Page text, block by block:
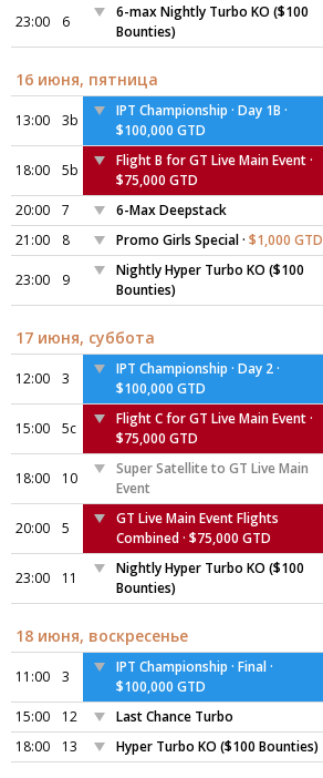
23:00 6
6-max Nightly Turbo KO ($100
Bounties)
16 июня, пятница
13:00 3b
IPT Championship · Day 1B ·
$100,000 GTD
18:00 5b
Flight B for GT Live Main Event ·
$75,000 GTD
20:00 7 6-Max Deepstack
21:00
8 Promo Girls Special · $1,000 GTD
23:00 9
Nightly Hyper Turbo KO ($100
Bounties)
17 июня, суббота
12:00 3
IPT Championship · Day 2 ·
$100,000 GTD
15:00 5c
Flight C for GT Live Main Event ·
$75,000 GTD
18:00 10
Super Satellite to GT Live Main
Event
20:00 5
GT Live Main Event Flights
Combined · $75,000 GTD
23:00 11
Nightly Hyper Turbo KO ($100
Bounties)
18 июня, воскресенье
11:00 3
IPT Championship · Final ·
$100,000 GTD
15:00 12 Last Chance Turbo
18:00
13 Hyper Turbo KO ($100 Bounties)